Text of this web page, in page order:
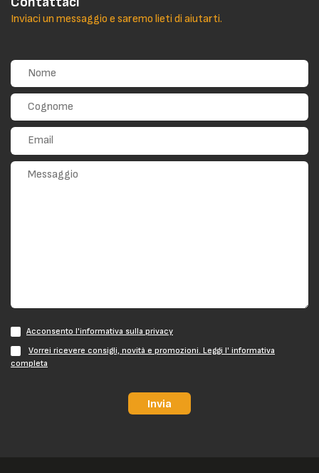
Inviaci un messaggio e saremo lieti di aiutarti.
Acconsento l'informativa sulla privacy
Vorrei ricevere consigli, novità e promozioni. Leggi l' informativa
completa
Invia